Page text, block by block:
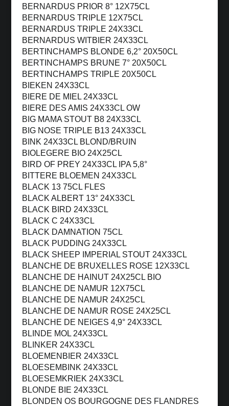
BERNARDUS PRIOR 8° 12X75CL
BERNARDUS TRIPLE 12X75CL
BERNARDUS TRIPLE 24X33CL
BERNARDUS WITBIER 24X33CL
BERTINCHAMPS BLONDE 6,2° 20X50CL
BERTINCHAMPS BRUNE 7° 20X50CL
BERTINCHAMPS TRIPLE 20X50CL
BIEKEN 24X33CL
BIERE DE MIEL 24X33CL
BIERE DES AMIS 24X33CL OW
BIG MAMA STOUT B8 24X33CL
BIG NOSE TRIPLE B13 24X33CL
BINK 24X33CL BLOND/BRUIN
BIOLEGERE BIO 24X25CL
BIRD OF PREY 24X33CL IPA 5,8°
BITTERE BLOEMEN 24X33CL
BLACK 13 75CL FLES
BLACK ALBERT 13° 24X33CL
BLACK BIRD 24X33CL
BLACK C 24X33CL
BLACK DAMNATION 75CL
BLACK PUDDING 24X33CL
BLACK SHEEP IMPERIAL STOUT 24X33CL
BLANCHE DE BRUXELLES ROSE 12X33CL
BLANCHE DE HAINUT 24X25CL BIO
BLANCHE DE NAMUR 12X75CL
BLANCHE DE NAMUR 24X25CL
BLANCHE DE NAMUR ROSE 24X25CL
BLANCHE DE NEIGES 4,9° 24X33CL
BLINDE MOL 24X33CL
BLINKER 24X33CL
BLOEMENBIER 24X33CL
BLOESEMBINK 24X33CL
BLOESEMKRIEK 24X33CL
BLONDE BIE 24X33CL
BLONDEN OS BOURGOGNE DES FLANDRES